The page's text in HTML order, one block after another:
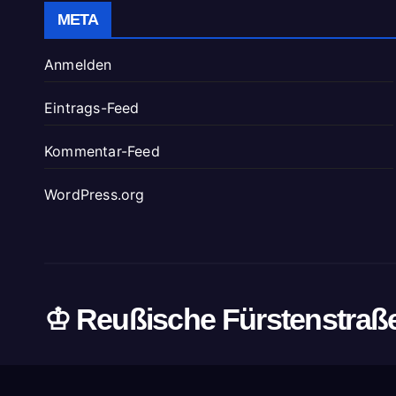
META
Anmelden
Eintrags-Feed
Kommentar-Feed
WordPress.org
♔ Reußische